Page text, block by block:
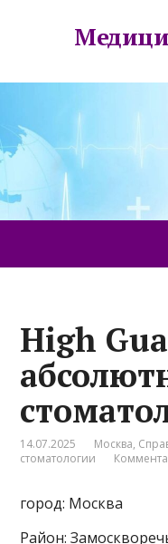
High
14.07.2025 Москва,
стоматологии
город: Москва
Район: